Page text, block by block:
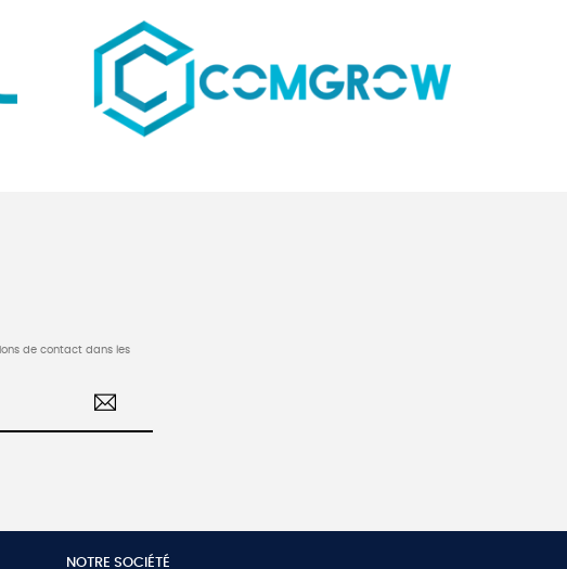
de contact dans les
NOTRE SOCIÉTÉ